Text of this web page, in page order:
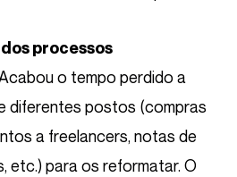
processos
o tempo perdido a
diferentes postos (compras
a freelancers, notas de
etc.) para os reformatar. O